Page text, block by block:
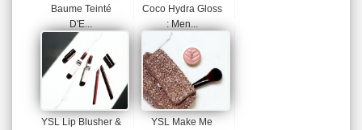
Baume Teinté
D'E...
Coco Hydra Gloss
: Men...
YSL Lip Blusher &
YSL Make Me